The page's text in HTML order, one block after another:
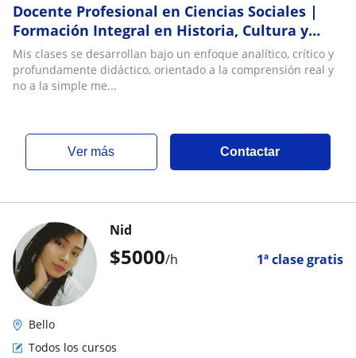
Docente Profesional en Ciencias Sociales |
Formación Integral en Historia, Cultura y
Sociedad
Mis clases se desarrollan bajo un enfoque analítico, crítico y
profundamente didáctico, orientado a la comprensión real y
no a la simple me...
ver más Contactar
$5000/h 1ª clase gratis
Nid
Bello
Todos los cursos